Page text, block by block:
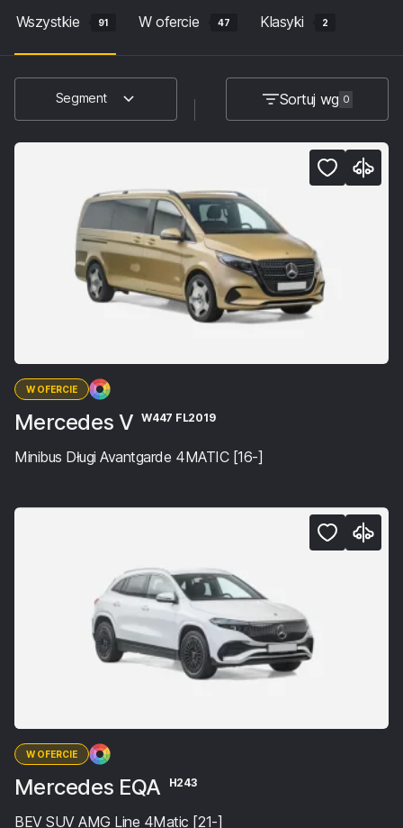
Wszystkie 91 W ofercie 47 Klasyki 2
Segment Sortuj wg 0
W OFERCIE
Mercedes V W447 FL2019
Minibus Długi Avantgarde 4MATIC [16-]
W OFERCIE
Mercedes EQA H243
BEV SUV AMG Line 4Matic [21-]